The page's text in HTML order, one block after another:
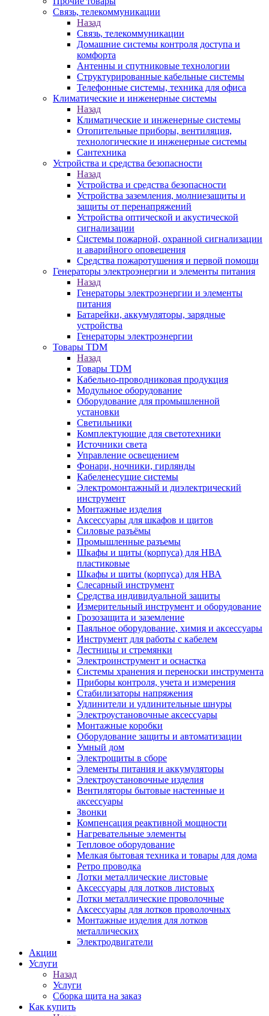
Связь, телекоммуникации
Назад
Связь, телекоммуникации
Домашние системы контроля доступа и
комфорта
Антенны и спутниковые технологии
Структурированные кабельные системы
Телефонные системы, техника для офиса
Климатические и инженерные системы
Назад
Климатические и инженерные системы
Отопительные приборы, вентиляция,
технологические и инженерные системы
Сантехника
Устройства и средства безопасности
Назад
Устройства и средства безопасности
Устройства заземления, молниезащиты и
защиты от перенапряжений
Устройства оптической и акустической
сигнализации
Системы пожарной, охранной сигнализации
и аварийного оповещения
Средства пожаротушения и первой помощи
Генераторы электроэнергии и элементы питания
Назад
Генераторы электроэнергии и элементы
питания
Батарейки, аккумуляторы, зарядные
устройства
Генераторы электроэнергии
Товары TDM
Назад
Товары TDM
Кабельно-проводниковая продукция
Модульное оборудование
Оборудование для промышленной
установки
Светильники
Комплектующие для светотехники
Источники света
Управление освещением
Фонари, ночники, гирлянды
Кабеленесущие системы
Электромонтажный и диэлектрический
инструмент
Монтажные изделия
Аксессуары для шкафов и щитов
Силовые разъёмы
Промышленные разъемы
Шкафы и щиты (корпуса) для НВА
пластиковые
Шкафы и щиты (корпуса) для НВА
Слесарный инструмент
Средства индивидуальной защиты
Измерительный инструмент и оборудование
Грозозащита и заземление
Паяльное оборудование, химия и аксессуары
Инструмент для работы с кабелем
Лестницы и стремянки
Электроинструмент и оснастка
Системы хранения и переноски инструмента
Приборы контроля, учета и измерения
Стабилизаторы напряжения
Удлинители и удлинительные шнуры
Электроустановочные аксессуары
Монтажные коробки
Оборудование защиты и автоматизации
Умный дом
Электрощиты в сборе
Элементы питания и аккумуляторы
Электроустановочные изделия
Вентиляторы бытовые настенные и
аксессуары
Звонки
Компенсация реактивной мощности
Нагревательные элементы
Тепловое оборудование
Мелкая бытовая техника и товары для дома
Ретро проводка
Лотки металлические листовые
Аксессуары для лотков листовых
Лотки металлические проволочные
Аксессуары для лотков проволочных
Монтажные изделия для лотков
металлических
Электродвигатели
Акции
Услуги
Назад
Услуги
Сборка щита на заказ
Как купить